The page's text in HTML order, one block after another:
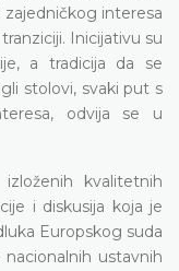
interesa
Inicijativu su
a tradicija da se
stolovi, svaki put s
odvija se u
kvalitetnih
i diskusija koja je
Europskog suda
ustavnih